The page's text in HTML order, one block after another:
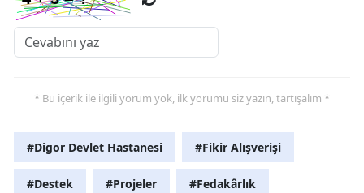
* Bu içerik ile ilgili yorum yok, ilk yorumu siz yazın, tartışalım *
#Digor Devlet Hastanesi #Fikir Alışverişi
#Destek #Projeler #Fedakârlık